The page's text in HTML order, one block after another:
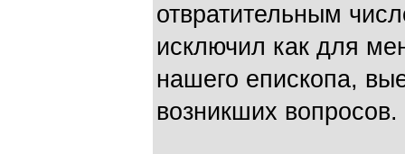
отвратительным
исключил как для
нашего епископа,
возникших вопросов.